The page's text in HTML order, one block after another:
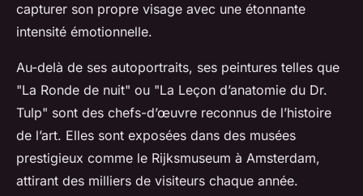
capturer son propre visage avec une étonnante
intensité émotionnelle.
Au-delà de ses autoportraits, ses peintures telles que
"La Ronde de nuit" ou "La Leçon d’anatomie du Dr.
Tulp" sont des chefs-d’œuvre reconnus de l’histoire
de l’art. Elles sont exposées dans des musées
prestigieux comme le Rijksmuseum à Amsterdam,
attirant des milliers de visiteurs chaque année.